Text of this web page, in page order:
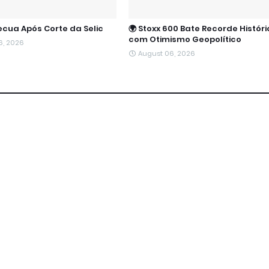
Após Corte da Selic
2026
🌍 Stoxx 600 Bate Recorde
com Otimismo Geopolítico
August 06, 2026